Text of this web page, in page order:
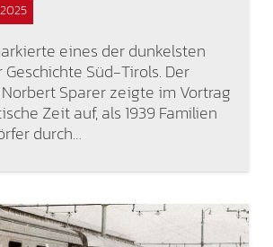
eines der dunkelsten
Süd-Tirols. Der
Sparer zeigte im Vortrag
Zeit auf, als 1939 Familien
durch…